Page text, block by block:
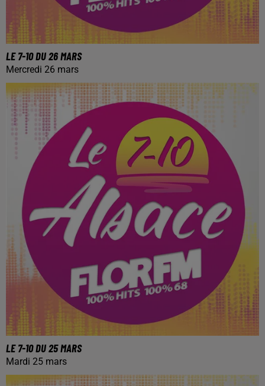
LE 7-10 DU 26 MARS
Mercredi 26 mars
LE 7-10 DU 25 MARS
Mardi 25 mars